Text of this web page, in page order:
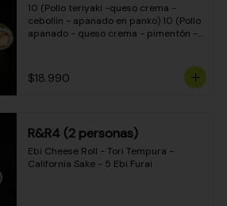
envuelto en masa tempura) 10
(Pimentón - queso crema - cebollín -
envuelto en masa tempura)
10 (Pollo teriyaki -queso crema -
cebollín - apanado en panko) 10 (Pollo
apanado - queso crema - pimentón -
ciboulette) 10 (Pollo teriyaki - palta -
envuelto en queso crema)
$18.990
R&R4 (2 personas)
Ebi Cheese Roll - Tori Tempura -
California Sake - 5 Ebi Furai